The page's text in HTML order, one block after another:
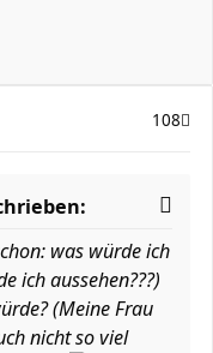
108
was würde ich
ich aussehen???)
(Meine Frau
nicht so viel